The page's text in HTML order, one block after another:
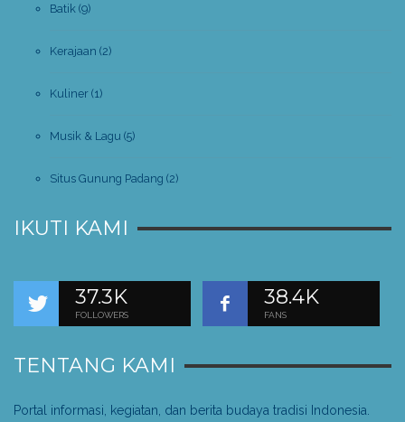
Batik (9)
Kerajaan (2)
Kuliner (1)
Musik & Lagu (5)
Situs Gunung Padang (2)
IKUTI KAMI
37.3K
FOLLOWERS
38.4K
FANS
TENTANG KAMI
Portal informasi, kegiatan, dan berita budaya tradisi Indonesia.